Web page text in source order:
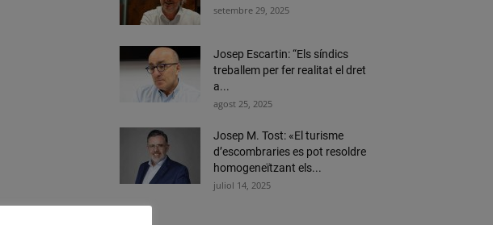
setembre 29, 2025
Josep Escartin: “Els síndics
treballem per fer realitat el dret
a...
agost 25, 2025
Josep M. Tost: «El turisme
d’escombraries es pot resoldre
homogeneïtzant els...
juliol 14, 2025